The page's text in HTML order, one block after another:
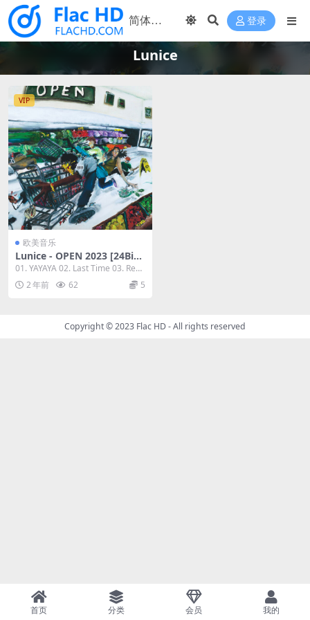
登录
Lunice
VIP
欧美音乐
Lunice - OPEN 2023 [24Bit/
44.1kHz] [Hi-Res Flac 298M
B]
01. YAYAYA 02. Last Time 03. Red
Congo 0...
2 年前 62 5
Copyright © 2023 Flac HD- All rights reserved
首页 分类 会员 我的